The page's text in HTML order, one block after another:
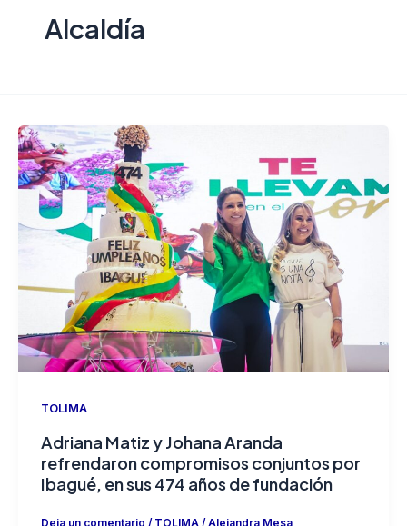
Alcaldía
TOLIMA
Adriana Matiz y Johana Aranda
refrendaron compromisos conjuntos por
Ibagué, en sus 474 años de fundación
Deja un comentario / TOLIMA/Alejandra Mesa